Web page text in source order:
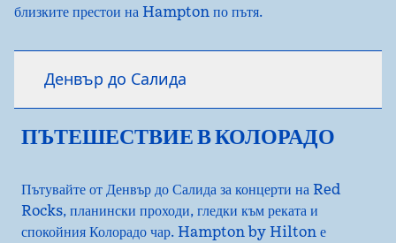
близките престои на Hampton по пътя.
Денвър до Салида
ПЪТЕШЕСТВИЕ В КОЛОРАДО
Пътувайте от Денвър до Салида за концерти на Red
Rocks, планински проходи, гледки към реката и
спокойния Колорадо чар. Hampton by Hilton е